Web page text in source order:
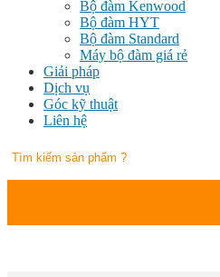
Bộ đàm Kenwood
Bộ đàm HYT
Bộ đàm Standard
Máy bộ đàm giá rẻ
Giải pháp
Dịch vụ
Góc kỹ thuật
Liên hệ